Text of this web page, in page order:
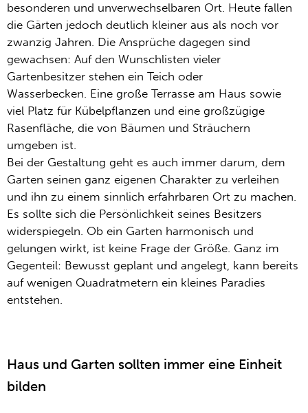
besonderen und unverwechselbaren Ort. Heute fallen
die Gärten jedoch deutlich kleiner aus als noch vor
zwanzig Jahren. Die Ansprüche dagegen sind
gewachsen: Auf den Wunschlisten vieler
Gartenbesitzer stehen ein Teich oder
Wasserbecken. Eine große Terrasse am Haus sowie
viel Platz für Kübelpflanzen und eine großzügige
Rasenfläche, die von Bäumen und Sträuchern
umgeben ist.
Bei der Gestaltung geht es auch immer darum, dem
Garten seinen ganz eigenen Charakter zu verleihen
und ihn zu einem sinnlich erfahrbaren Ort zu machen.
Es sollte sich die Persönlichkeit seines Besitzers
widerspiegeln. Ob ein Garten harmonisch und
gelungen wirkt, ist keine Frage der Größe. Ganz im
Gegenteil: Bewusst geplant und angelegt, kann bereits
auf wenigen Quadratmetern ein kleines Paradies
entstehen.
Haus und Garten sollten immer eine Einheit
bilden